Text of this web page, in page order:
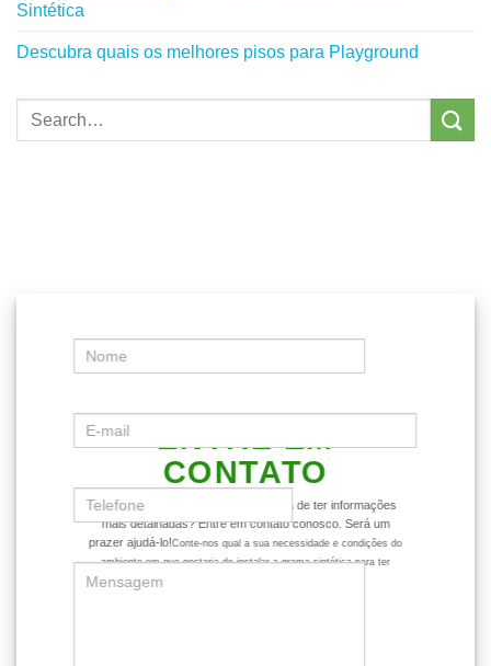
Sintética
Descubra quais os melhores pisos para Playground
ENTRE EM
CONTATO
Ficou com alguma dúvida ou gostaria de ter informações
mais detalhadas? Entre em contato conosco. Será um
prazer ajudá-lo!Conte-nos qual a sua necessidade e condições do
ambiente em que gostaria de instalar a grama sintética para ter
dicas mais assertivas sobre o produto.